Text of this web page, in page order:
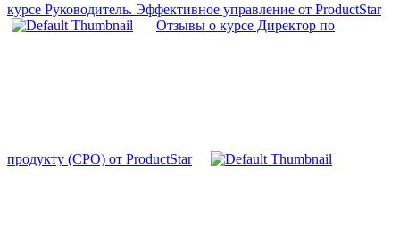
курсе Руководитель. Эффективное управление от ProductStar
Отзывы о курсе Директор по
продукту (CPO) от ProductStar